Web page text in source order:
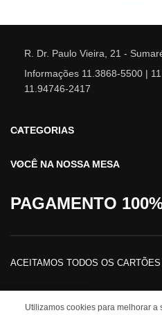
R. Dr. Paulo Vieira, 21 -
Informações 11.3868-5500 |
11.94746-2417
CATEGORIAS
VOCÊ NA NOSSA MESA
PAGAMENTO
ACEITAMOS TODOS OS
Utilizamos cookies para melhorar a